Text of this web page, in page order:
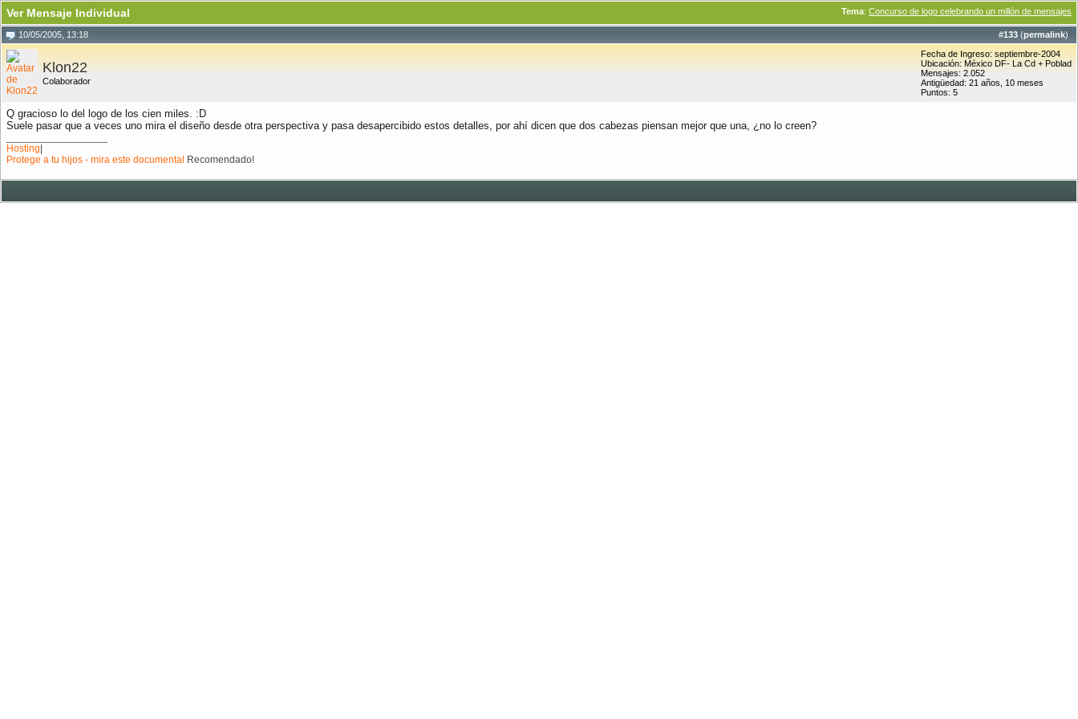
Tema: Concurso de logo celebrando un millón de mensajes
Ver Mensaje Individual
#133 (permalink)
10/05/2005, 13:18
Klon22
Colaborador
Fecha de Ingreso: septiembre-2004
Ubicación: México DF- La Cd + Poblad
Mensajes: 2.052
Antigüedad: 21 años, 10 meses
Puntos: 5
Q gracioso lo del logo de los cien miles. :D
Suele pasar que a veces uno mira el diseño desde otra perspectiva y pasa desapercibido estos detalles, por ahí dicen que dos cabezas piensan mejor que una, ¿no lo creen?
Hosting
Protege a tu hijos - mira este documental Recomendado!